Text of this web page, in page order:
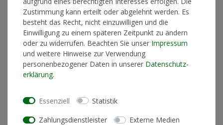
In den Warenkorb
* inkl. ges. MwSt. zzgl.Versandkosten
Produktinformationen
Zustimmung kann erteilt oder abgelehnt werden. Es
besteht das Recht, nicht einzuwilligen und die
Einwilligung zu einem späteren Zeitpunkt zu ändern
oder zu widerrufen. Beachten Sie unser Impressum
und weitere Hinweise zur Verwendung
personenbezogener Daten in unserer Daten­schutz­
erklärung.
Essenziell Statistik
Zahlungsdienstleister Externe Medien